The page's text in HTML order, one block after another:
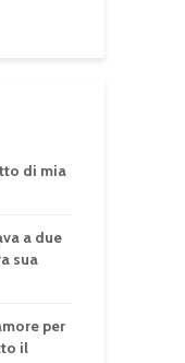
di mia
a due
sua
per
il